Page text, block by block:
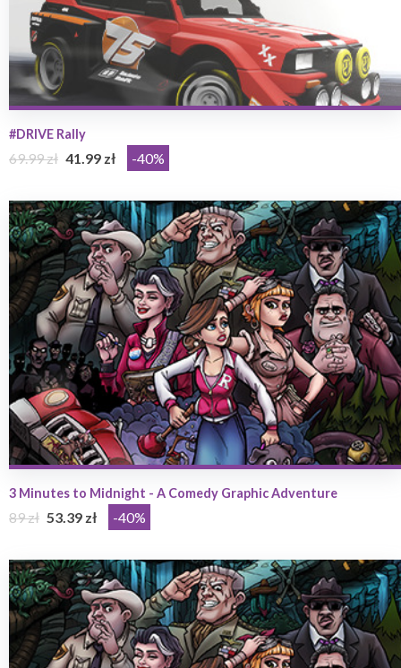
#DRIVE Rally
69.99 zł 41.99 zł -40%
3 Minutes to Midnight - A Comedy Graphic Adventure
89 zł 53.39 zł -40%